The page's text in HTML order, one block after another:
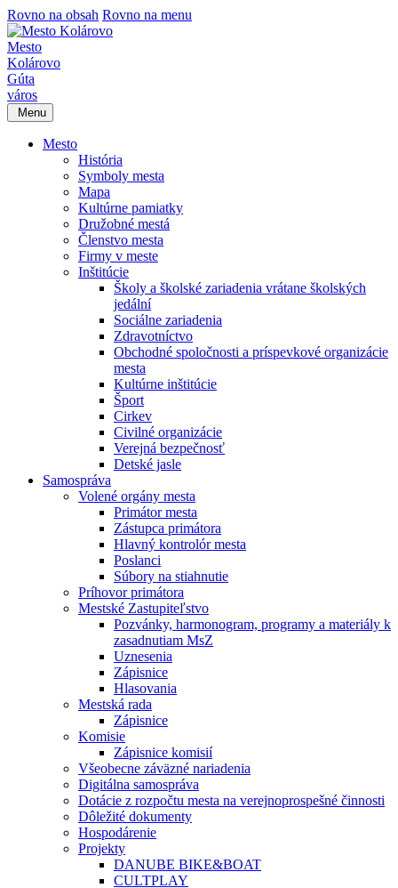
Rovno na obsah Rovno na menu
Mesto
Kolárovo
Gúta
város
Menu
Mesto
História
Symboly mesta
Mapa
Kultúrne pamiatky
Družobné mestá
Členstvo mesta
Firmy v meste
Inštitúcie
Školy a školské zariadenia vrátane školských
jedální
Sociálne zariadenia
Zdravotníctvo
Obchodné spoločnosti a príspevkové organizácie
mesta
Kultúrne inštitúcie
Šport
Cirkev
Civilné organizácie
Verejná bezpečnosť
Detské jasle
Samospráva
Volené orgány mesta
Primátor mesta
Zástupca primátora
Hlavný kontrolór mesta
Poslanci
Súbory na stiahnutie
Príhovor primátora
Mestské Zastupiteľstvo
Pozvánky, harmonogram, programy a materiály k
zasadnutiam MsZ
Uznesenia
Zápisnice
Hlasovania
Mestská rada
Zápisnice
Komisie
Zápisnice komisií
Všeobecne záväzné nariadenia
Digitálna samospráva
Dotácie z rozpočtu mesta na verejnoprospešné činnosti
Dôležité dokumenty
Hospodárenie
Projekty
DANUBE BIKE&BOAT
CULTPLAY